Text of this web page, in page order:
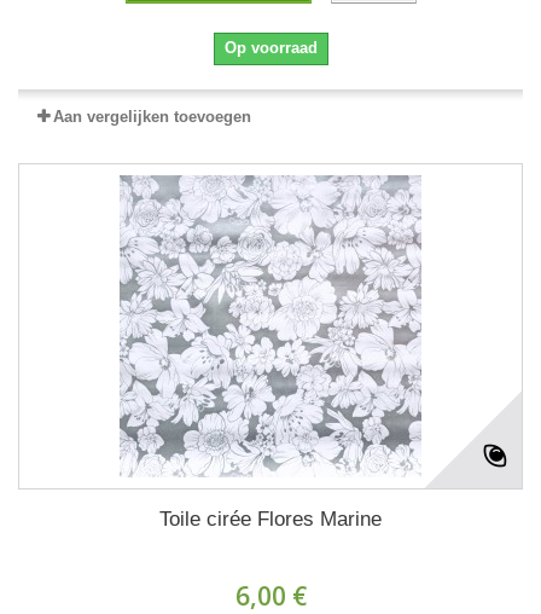
Op voorraad
Aan vergelijken toevoegen
Toile cirée Flores Marine
6,00 €